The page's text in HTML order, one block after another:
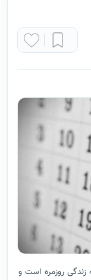
زندگی روزمره است و